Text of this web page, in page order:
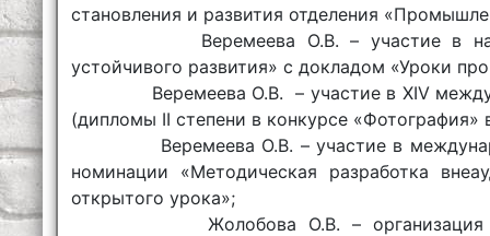
становления и развития отделения
Веремеева О.В. – участие в
устойчивого развития» с докладом «Уроки
Веремеева О.В. – участие в XIV
(дипломы II степени в конкурсе
Веремеева О.В. – участие в
номинации «Методическая разработка
открытого урока»;
Жолобова О.В. – организация и